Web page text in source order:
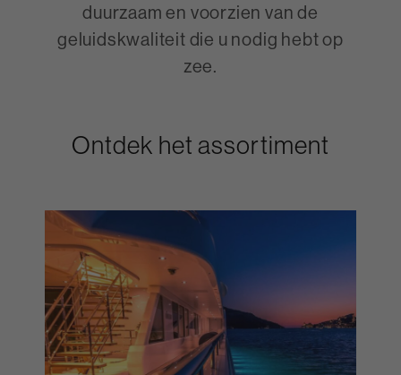
duurzaam en voorzien van de
geluidskwaliteit die u nodig hebt op
zee.
Ontdek het assortiment